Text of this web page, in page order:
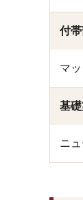
付
マ
基
ニ